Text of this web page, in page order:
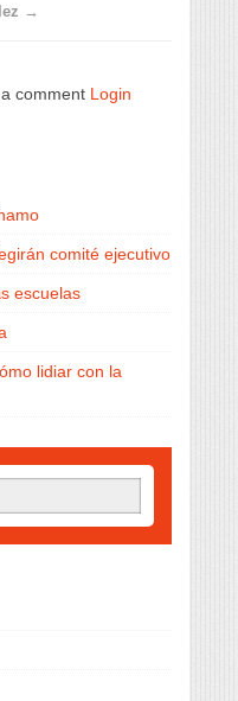
→
comment Login
comité ejecutivo
escuelas
lidiar con la